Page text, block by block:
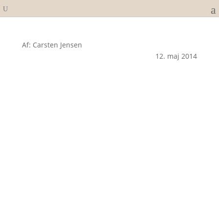
Af: Carsten Jensen
12. maj 2014